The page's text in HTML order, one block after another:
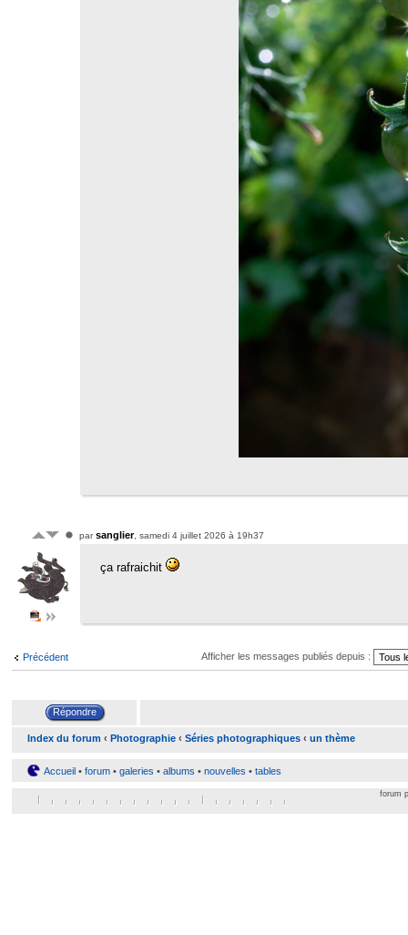
parsanglier, samedi 4 juillet 2026 à 19h37
ça rafraichit
Précédent Afficher les messages publiés depuis :
Index du forum ‹ Photographie ‹ Séries photographiques ‹ un thème
Accueil • forum • galeries • albums • nouvelles • tables
forum